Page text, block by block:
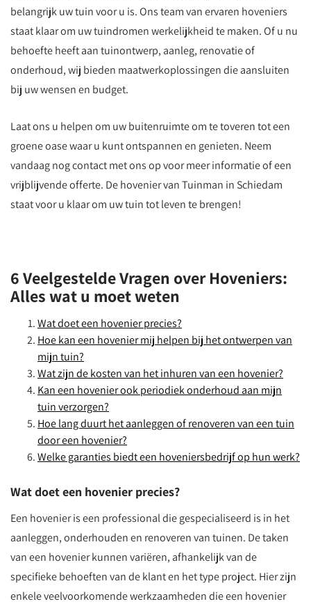
belangrijk uw tuin voor u is. Ons team van ervaren hoveniers
staat klaar om uw tuindromen werkelijkheid te maken. Of u nu
behoefte heeft aan tuinontwerp, aanleg, renovatie of
onderhoud, wij bieden maatwerkoplossingen die aansluiten
bij uw wensen en budget.
Laat ons u helpen om uw buitenruimte om te toveren tot een
groene oase waar u kunt ontspannen en genieten. Neem
vandaag nog contact met ons op voor meer informatie of een
vrijblijvende offerte. De hovenier van Tuinman in Schiedam
staat voor u klaar om uw tuin tot leven te brengen!
6 Veelgestelde Vragen over Hoveniers:
Alles wat u moet weten
Wat doet een hovenier precies?
Hoe kan een hovenier mij helpen bij het ontwerpen van
mijn tuin?
Wat zijn de kosten van het inhuren van een hovenier?
Kan een hovenier ook periodiek onderhoud aan mijn
tuin verzorgen?
Hoe lang duurt het aanleggen of renoveren van een tuin
door een hovenier?
Welke garanties biedt een hoveniersbedrijf op hun werk?
Wat doet een hovenier precies?
Een hovenier is een professional die gespecialiseerd is in het
aanleggen, onderhouden en renoveren van tuinen. De taken
van een hovenier kunnen variëren, afhankelijk van de
specifieke behoeften van de klant en het type project. Hier zijn
enkele veelvoorkomende werkzaamheden die een hovenier